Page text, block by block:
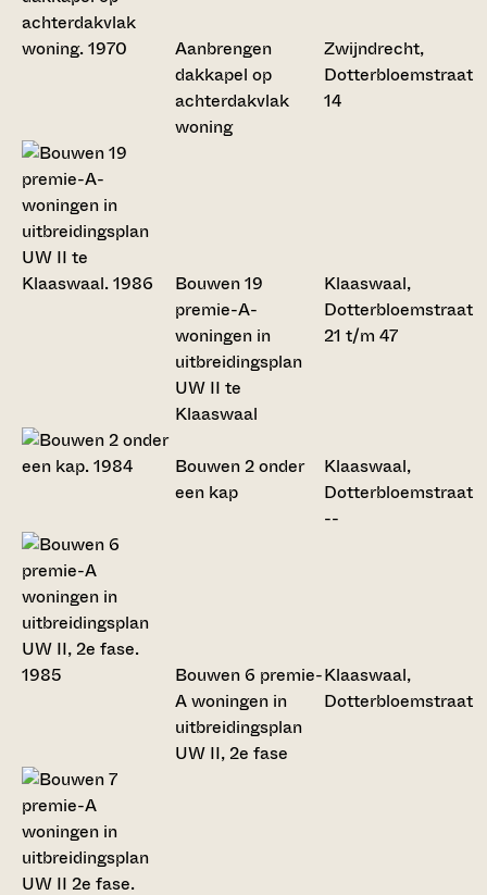
Aanbrengen
dakkapel op
achterdakvlak
woning
Zwijndrecht,
Dotterbloemstraat
14
Bouwen 19
premie-A-
woningen in
uitbreidingsplan
UW II te
Klaaswaal
Klaaswaal,
Dotterbloemstraat
21 t/m 47
Bouwen 2 onder
een kap
Klaaswaal,
Dotterbloemstraat
--
Bouwen 6 premie-
A woningen in
uitbreidingsplan
UW II, 2e fase
Klaaswaal,
Dotterbloemstraat